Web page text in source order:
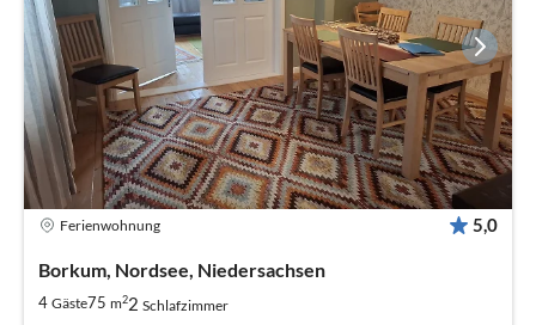
Ferienwohnung 5,0
Borkum, Nordsee, Niedersachsen
4 Gäste75 m22 Schlafzimmer